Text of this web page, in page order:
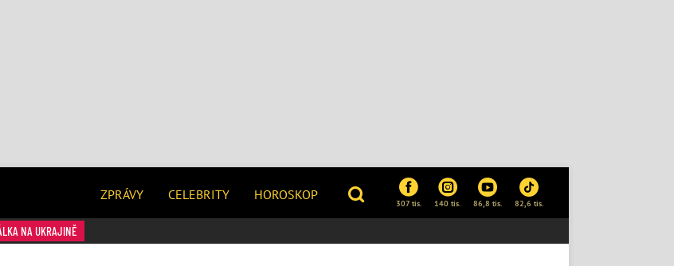
ZPRÁVY CELEBRITY HOROSKOP
307 tis. 140 tis. 86,8 tis. 82,6 tis.
NA UKRAJINĚ